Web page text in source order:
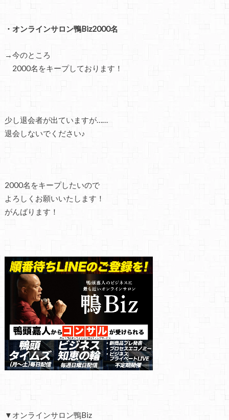
・オンラインサロン鴨Biz2000名
→今のところ
2000名をキープしております！
少し退会者が出ていますが……
退会しないでください♪
2000名をキープしたいので
よろしくお願いいたします！
がんばります！
▼オンラインサロン鴨Biz